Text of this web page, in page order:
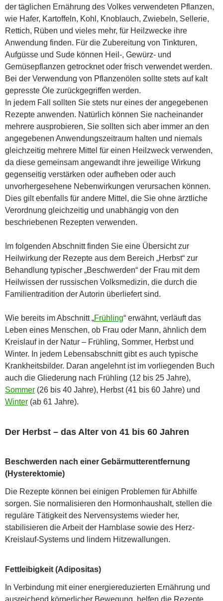
der täglichen Ernährung des Volkes verwendeten Pflanzen,
wie Hafer, Kartoffeln, Kohl, Knoblauch, Zwiebeln, Sellerie,
Rettich, Rüben und vieles mehr, für Heilzwecke ihre
Anwendung finden. Für die Zubereitung von Tinkturen,
Aufgüsse und Sude können Heil-, Gewürz- und
Gemüsepflanzen getrocknet oder frisch verwendet werden.
Bei der Verwendung von Pflanzenölen sollte stets auf kalt
gepresste Öle zurückgegriffen werden.
In jedem Fall sollten Sie stets nur eines der angegebenen
Rezepte anwenden. Natürlich können Sie nacheinander
mehrere ausprobieren, Sie sollten sich aber immer an den
angegebenen Anwendungszeitraum halten und niemals
gleichzeitig mehrere Mittel für einen Heilzweck verwenden,
da diese gemeinsam angewandt ihre jeweilige Wirkung
gegenseitig verstärken oder aufheben oder auch
unvorhergesehene Nebenwirkungen verursachen können.
Dies gilt ebenfalls für andere Mittel, die Sie ohne ärztliche
Verordnung gleichzeitig und unabhängig von den
beschriebenen Rezepten verwenden.
Im folgenden Abschnitt finden Sie eine Übersicht zur
Heilwirkung der Rezepte aus dem Bereich „Herbst“ zur
Behandlung typischer „Beschwerden“ der Frau mit dem
Heilwissen der russischen Volksmedizin, die durch die
Familientradition der Autorin überliefert sind.
Wie bereits im Abschnitt „Frühling“ erwähnt, verläuft das
Leben eines Menschen, ob Frau oder Mann, ähnlich dem
Kreislauf in der Natur – Frühling, Sommer, Herbst und
Winter. In jedem Lebensabschnitt gibt es auch typische
Krankheitsbilder. Daran angelehnt ist im vorliegenden Buch
auch die Gliederung nach Frühling (12 bis 25 Jahre),
Sommer (26 bis 40 Jahre), Herbst (41 bis 60 Jahre) und
Winter (ab 61 Jahre).
Der Herbst – das Alter von 41 bis 60 Jahren
Beschwerden nach einer Gebärmutterentfernung
(Hysterektomie)
Die Rezepte können bei einigen Problemen für Abhilfe
sorgen. Sie normalisieren den Hormonhaushalt, stellen die
reguläre Tätigkeit des Nervensystems wieder her,
stabilisieren die Arbeit der Harnblase sowie des Herz-
Kreislauf-Systems und lindern Hitzewallungen.
Fettleibigkeit (Adipositas)
In Verbindung mit einer energiereduzierten Ernährung und
ausreichend körperlicher Bewegung, helfen die Rezepte